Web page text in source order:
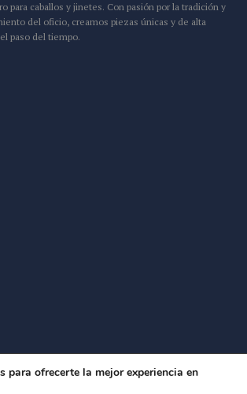
para caballos y jinetes. Con pasión por la tradición y
del oficio, creamos piezas únicas y de alta
paso del tiempo.
para ofrecerte la mejor experiencia en